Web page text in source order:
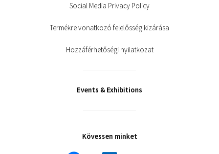
Social Media Privacy Policy
Termékre vonatkozó felelősség kizárása
Hozzáférhetőségi nyilatkozat
Events & Exhibitions
Kövessen minket